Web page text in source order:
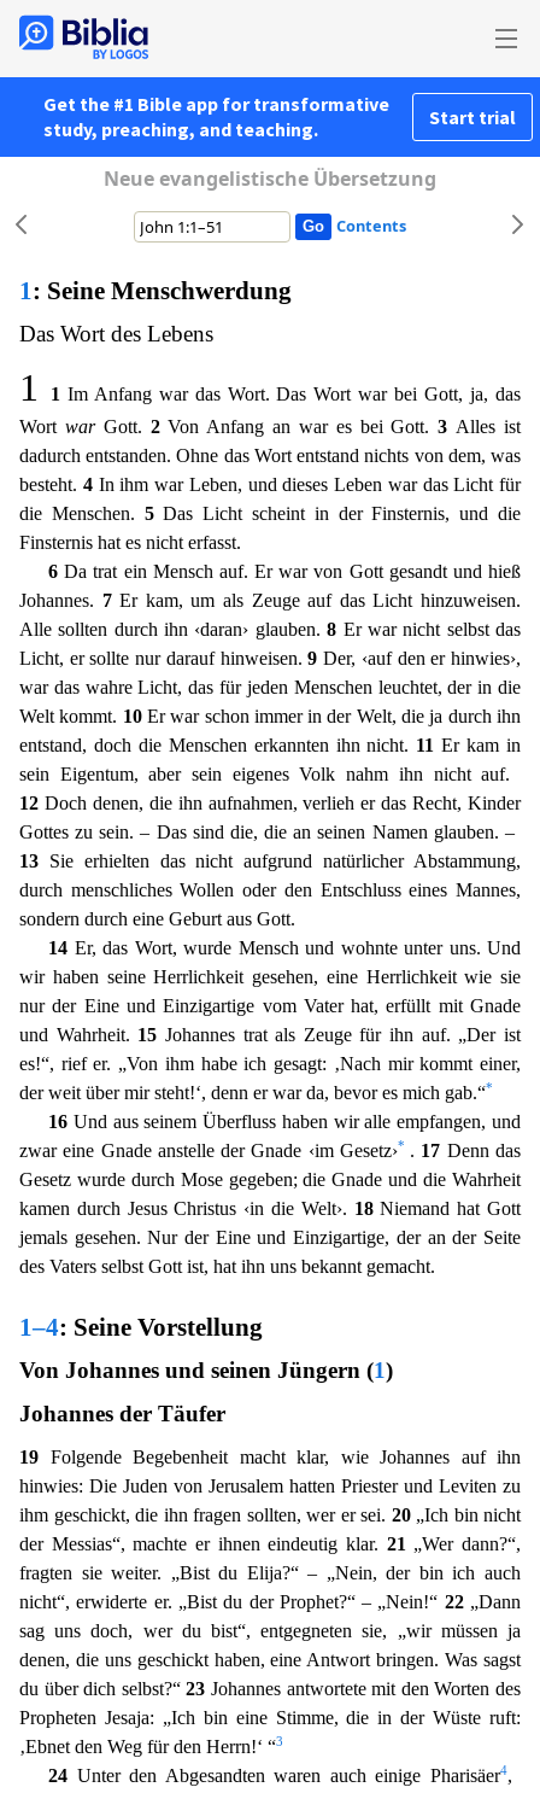
Get the #1 Bible app for transformative
study, preaching, and teaching.
Start trial
Neue evangelistische Übersetzung
Contents
1: Seine Menschwerdung
Das Wort des Lebens
1 1 Im Anfang war das Wort. Das Wort war bei Gott, ja, das
Wort warGott. 2Von Anfang an war es bei Gott.3 Alles ist
dadurch entstanden. Ohne das Wort entstand nichts von dem, was
besteht. 4In ihm war Leben, und dieses Leben war das Licht für
die Menschen. 5Das Licht scheint in der Finsternis, und die
Finsternis hat es nicht erfasst.
6 Da trat ein Mensch auf. Er war von Gott gesandt und hieß
Johannes. 7Er kam, um als Zeuge auf das Licht hinzuweisen.
Alle sollten durch ihn ‹daran› glauben.8 Er war nicht selbst das
Licht, er sollte nur darauf hinweisen.9 Der, ‹auf den er hinwies›,
war das wahre Licht, das für jeden Menschen leuchtet, der in die
Welt kommt. 10Er war schon immer in der Welt, die ja durch ihn
entstand, doch die Menschen erkannten ihn nicht. 11 Er kam in
sein Eigentum, aber sein eigenes Volk nahm ihn nicht auf.
12 Doch denen, die ihn aufnahmen, verlieh er das Recht, Kinder
Gottes zu sein. – Das sind die, die anseinen Namen glauben. –
13 Sie erhielten das nicht aufgrund natürlicher Abstammung,
durch menschliches Wollen oder den Entschluss eines Mannes,
sondern durch eine Geburt aus Gott.
14 Er, das Wort, wurde Mensch und wohnte unter uns. Und
wir haben seine Herrlichkeit gesehen, eine Herrlichkeit wie sie
nur der Eine und Einzigartige vom Vater hat, erfüllt mit Gnade
und Wahrheit. 15 Johannes trat als Zeuge für ihn auf. „Der ist
es!“, rief er. „Von ihm habe ich gesagt: ‚Nach mir kommt einer,
der weit über mir steht!‘, denn er war da, bevor es mich gab.“*
16 Und aus seinem Überfluss haben wir alle empfangen, und
zwar eine Gnade anstelle der Gnade ‹im Gesetz›* . 17 Denn das
Gesetz wurde durch Mose gegeben; die Gnade und die Wahrheit
kamen durch Jesus Christus ‹in die Welt›. 18Niemand hat Gott
jemals gesehen. Nur der Eine und Einzigartige, der an der Seite
des Vaters selbst Gott ist, hat ihn uns bekannt gemacht.
1–4: Seine Vorstellung
Von Johannes und seinen Jüngern (1)
Johannes der Täufer
19 Folgende Begebenheit macht klar, wie Johannes auf ihn
hinwies: Die Juden von Jerusalem hatten Priester und Leviten zu
ihm geschickt, die ihn fragen sollten, wer er sei. 20„Ich bin nicht
der Messias“, machte er ihnen eindeutig klar. 21 „Wer dann?“,
fragten sie weiter. „Bist du Elija?“ – „Nein, der bin ich auch
nicht“, erwiderte er. „Bist du der Prophet?“ – „Nein!“ 22„Dann
sag unsdoch, wer du bist“, entgegneten sie, „wir müssen ja
denen, die uns geschickt haben, eine Antwort bringen. Was sagst
du über dich selbst?“23 Johannes antwortete mit den Worten des
Propheten Jesaja: „Ich bin eine Stimme, die in der Wüste ruft:
‚Ebnet den Weg für den Herrn!‘ “3
24 Unter den Abgesandten waren auch einige Pharisäer4,